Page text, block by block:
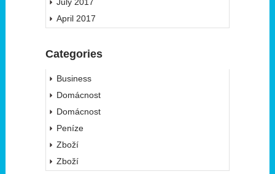
July 2017
April 2017
Categories
Business
Domácnost
Domácnost
Peníze
Zboží
Zboží